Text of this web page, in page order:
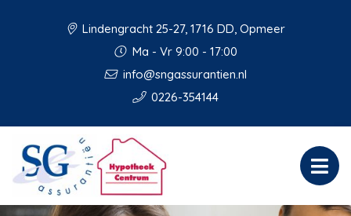
Lindengracht 25-27, 1716 DD, Opmeer
Ma - Vr 9:00 - 17:00
info@sngassurantien.nl
0226-354144